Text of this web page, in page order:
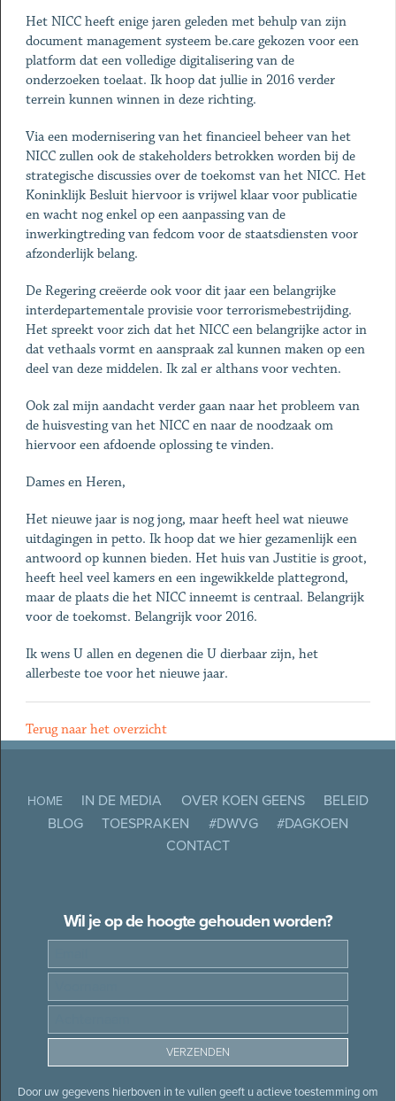
Het NICC heeft enige jaren geleden met behulp van zijn
document management systeem be.care gekozen voor een
platform dat een volledige digitalisering van de
onderzoeken toelaat. Ik hoop dat jullie in 2016 verder
terrein kunnen winnen in deze richting.
Via een modernisering van het financieel beheer van het
NICC zullen ook de stakeholders betrokken worden bij de
strategische discussies over de toekomst van het NICC. Het
Koninklijk Besluit hiervoor is vrijwel klaar voor publicatie
en wacht nog enkel op een aanpassing van de
inwerkingtreding van fedcom voor de staatsdiensten voor
afzonderlijk belang.
De Regering creëerde ook voor dit jaar een belangrijke
interdepartementale provisie voor terrorismebestrijding.
Het spreekt voor zich dat het NICC een belangrijke actor in
dat vethaals vormt en aanspraak zal kunnen maken op een
deel van deze middelen. Ik zal er althans voor vechten.
Ook zal mijn aandacht verder gaan naar het probleem van
de huisvesting van het NICC en naar de noodzaak om
hiervoor een afdoende oplossing te vinden.
Dames en Heren,
Het nieuwe jaar is nog jong, maar heeft heel wat nieuwe
uitdagingen in petto. Ik hoop dat we hier gezamenlijk een
antwoord op kunnen bieden. Het huis van Justitie is groot,
heeft heel veel kamers en een ingewikkelde plattegrond,
maar de plaats die het NICC inneemt is centraal. Belangrijk
voor de toekomst. Belangrijk voor 2016.
Ik wens U allen en degenen die U dierbaar zijn, het
allerbeste toe voor het nieuwe jaar.
Terug naar het overzicht
HOME IN DE MEDIA OVER KOEN GEENS
BELEID
BLOG
TOESPRAKEN #DWVG
#DAGKOEN
CONTACT
Wil je op de hoogte gehouden worden?
Door uw gegevens hierboven in te vullen geeft u actieve toestemming om